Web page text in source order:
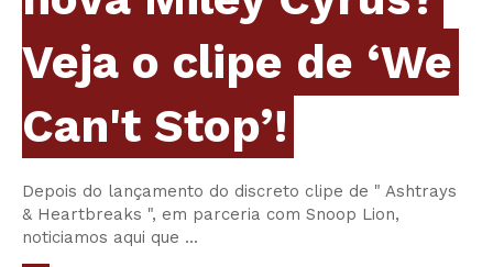
Veja o clipe de ‘We
Can't Stop’!
Depois do lançamento do discreto clipe de " Ashtrays
& Heartbreaks ", em parceria com Snoop Lion,
noticiamos aqui que ...